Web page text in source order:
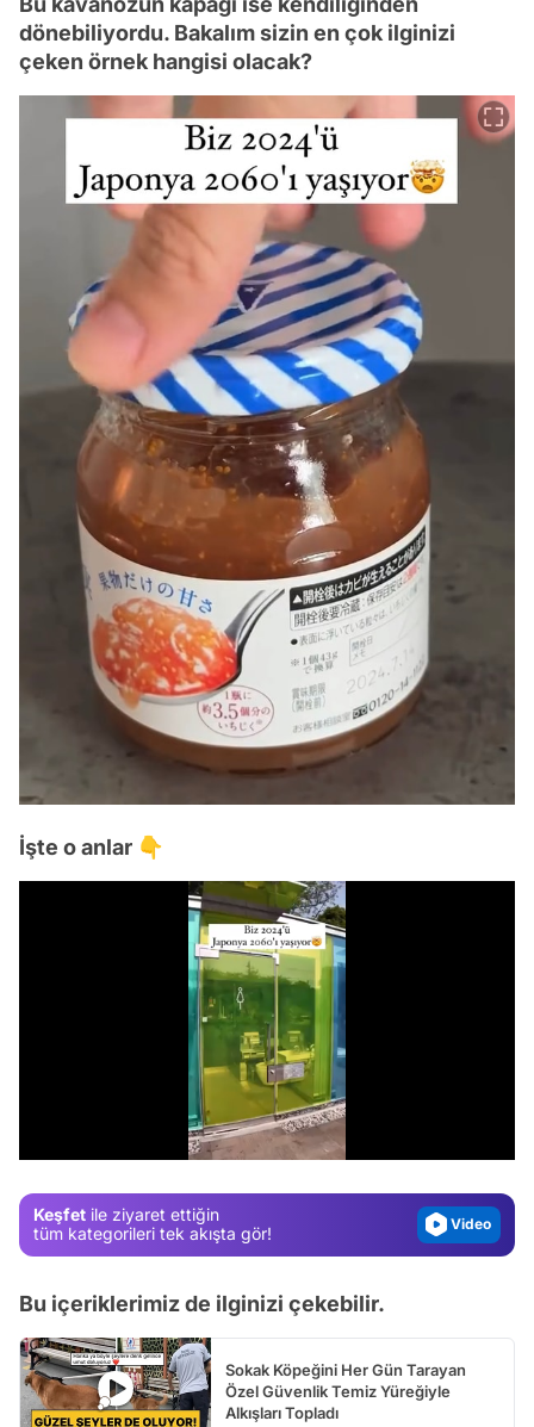
dönebiliyordu. Bakalım sizin en çok ilginizi
çeken örnek hangisi olacak?
İşte o anlar 👇
Keşfet ile ziyaret ettiğin
tüm kategorileri tek akışta gör!
Video
Test
Bu içeriklerimiz de ilginizi çekebilir.
Sokak Köpeğini Her Gün Tarayan
Özel Güvenlik Temiz Yüreğiyle
Alkışları Topladı